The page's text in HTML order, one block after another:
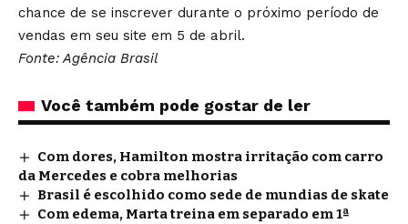
chance de se inscrever durante o próximo período de
vendas em seu site em 5 de abril.
Fonte: Agência Brasil
Você também pode gostar de ler
Com dores, Hamilton mostra irritação com carro
da Mercedes e cobra melhorias
Brasil é escolhido como sede de mundias de skate
Com edema, Marta treina em separado em 1ª